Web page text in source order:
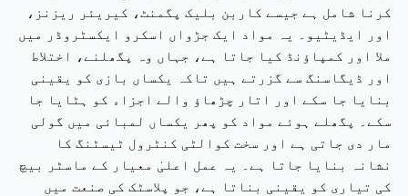
کرنا شامل ہے جیسے کاربن بلیک پگمنٹ، کیریئر ریزنز،
اور ایڈیٹیو۔ یہ مواد ایک جڑواں اسکرو ایکسٹروڈر میں
ملا اور کمپاؤنڈ کیا جاتا ہے، جہاں وہ پگھلنے، اختلاط
اور ڈیگاسنگ سے گزرتے ہیں تاکہ یکساں بازی کو یقینی
بنایا جا سکے اور اتار چڑھاؤ والے اجزاء کو ہٹایا جا
سکے۔ پگھلے ہوئے مواد کو پھر یکساں لمبائی میں گولی
مار دی جاتی ہے اور سخت کوالٹی کنٹرول ٹیسٹنگ کا
نشانہ بنایا جاتا ہے۔ یہ عمل اعلیٰ معیار کے ماسٹر بیچ
کی تیاری کو یقینی بناتا ہے، جو پلاسٹک کی صنعت میں